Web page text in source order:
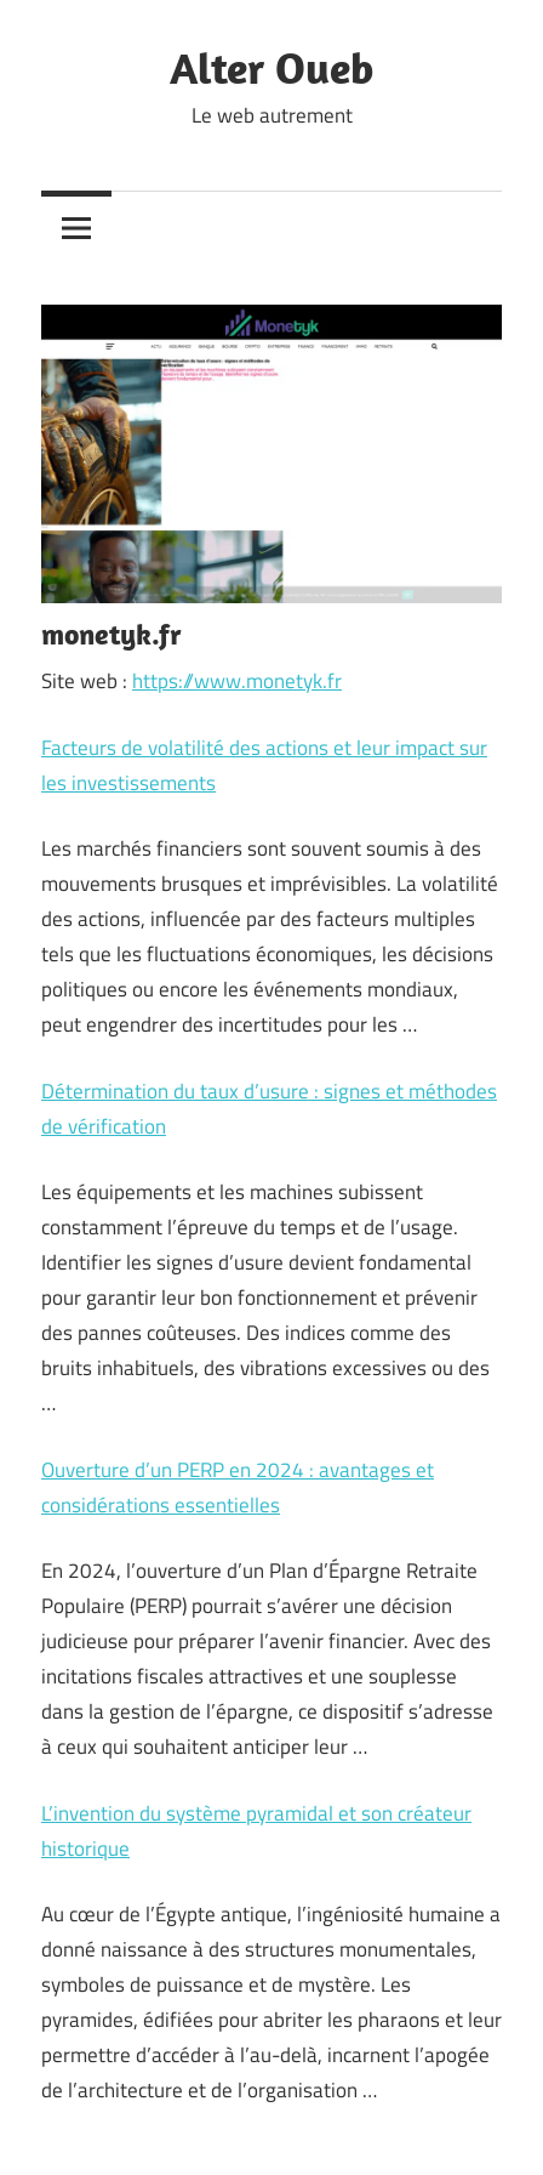
Alter Oueb
Le web autrement
monetyk.fr
Site web : https://www.monetyk.fr
Facteurs de volatilité des actions et leur impact sur
les investissements
Les marchés financiers sont souvent soumis à des
mouvements brusques et imprévisibles. La volatilité
des actions, influencée par des facteurs multiples
tels que les fluctuations économiques, les décisions
politiques ou encore les événements mondiaux,
peut engendrer des incertitudes pour les …
Détermination du taux d’usure : signes et méthodes
de vérification
Les équipements et les machines subissent
constamment l’épreuve du temps et de l’usage.
Identifier les signes d’usure devient fondamental
pour garantir leur bon fonctionnement et prévenir
des pannes coûteuses. Des indices comme des
bruits inhabituels, des vibrations excessives ou des
…
Ouverture d’un PERP en 2024 : avantages et
considérations essentielles
En 2024, l’ouverture d’un Plan d’Épargne Retraite
Populaire (PERP) pourrait s’avérer une décision
judicieuse pour préparer l’avenir financier. Avec des
incitations fiscales attractives et une souplesse
dans la gestion de l’épargne, ce dispositif s’adresse
à ceux qui souhaitent anticiper leur …
L’invention du système pyramidal et son créateur
historique
Au cœur de l’Égypte antique, l’ingéniosité humaine a
donné naissance à des structures monumentales,
symboles de puissance et de mystère. Les
pyramides, édifiées pour abriter les pharaons et leur
permettre d’accéder à l’au-delà, incarnent l’apogée
de l’architecture et de l’organisation …